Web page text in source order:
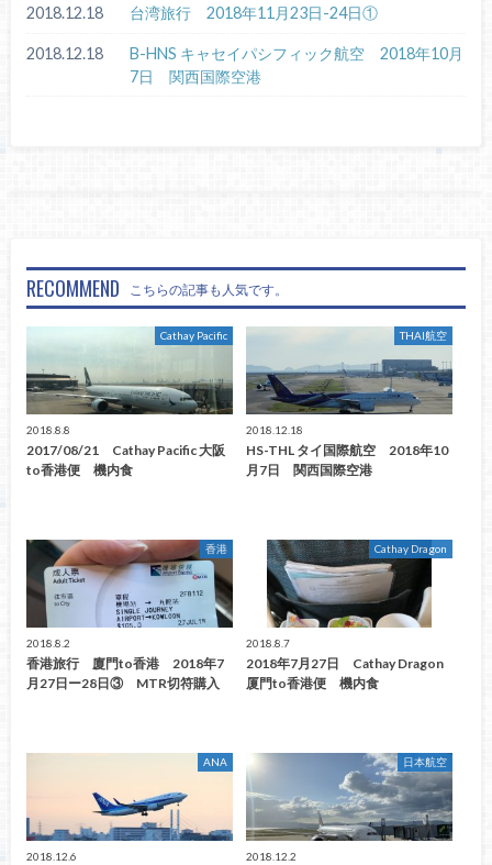
2018.12.18 台湾旅行 2018年11月23日-24日①
2018.12.18
B-HNS キャセイパシフィック航空 2018年10月
7日 関西国際空港
RECOMMEND こちらの記事も人気です。
Cathay Pacific
2018.8.8
2017/08/21 Cathay Pacific 大阪
to香港便 機内食
THAI航空
2018.12.18
HS-THL タイ国際航空 2018年10
月7日 関西国際空港
香港
2018.8.2
香港旅行 廈門to香港 2018年7
月27日ー28日③ MTR切符購入
Cathay Dragon
2018.8.7
2018年7月27日 Cathay Dragon
厦門to香港便 機内食
ANA
2018.12.6
日本航空
2018.12.2